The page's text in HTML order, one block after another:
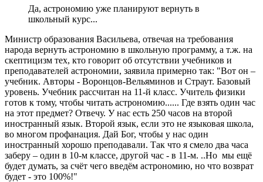
Да, астрономию уже планируют вернуть в
школьный курс...
Министр образования Васильева, отвечая на требования
народа вернуть астрономию в школьную программу, а т.ж. на
скептицизм тех, кто говорит об отсутствии учебников и
преподавателей астрономии, заявила примерно так: "Вот он –
учебник. Авторы - Воронцов-Вельяминов и Страут. Базовый
уровень. Учебник рассчитан на 11-й класс. Учитель физики
готов к тому, чтобы читать астрономию...... Где взять один час
на этот предмет? Отвечу. У нас есть 250 часов на второй
иностранный язык. Второй язык, если это не языковая школа,
во многом профанация. Дай Бог, чтобы у нас один
иностранный хорошо преподавали. Так что я смело два часа
заберу – один в 10-м классе, другой час - в 11-м. ..Но мы ещё
будет думать, за счёт чего введём астрономию, но что возврат
будет - это 100%!"